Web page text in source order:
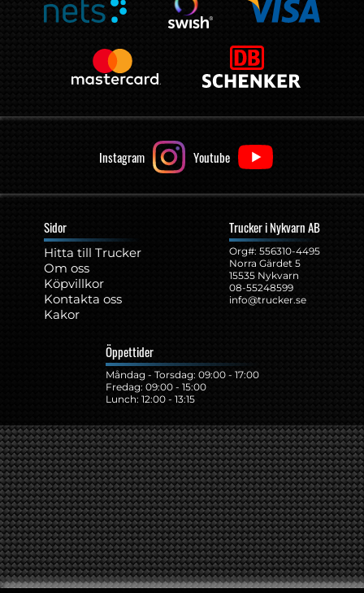
Instagram Youtube
Sidor
Hitta till Trucker
Om oss
Köpvillkor
Kontakta oss
Kakor
Trucker i Nykvarn AB
Org#: ‍556310-4495
Norra Gärdet 5
15535 Nykvarn
08-55248599
info@trucker.se
Öppettider
Måndag - Torsdag: 09:00 - 17:00
Fredag: 09:00 - 15:00
Lunch: 12:00 - 13:15